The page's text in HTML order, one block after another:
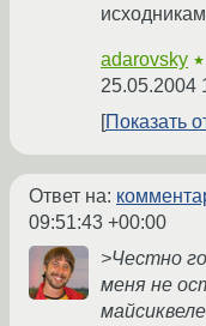
adarovsky
25.05.2004
Показать
Ответ на:
09:51:43 +00:00
>Честно
меня не
майсиквеле